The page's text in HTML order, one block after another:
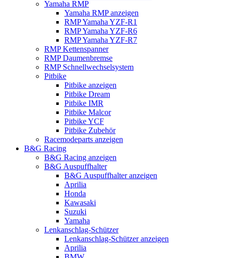
Yamaha RMP
Yamaha RMP anzeigen
RMP Yamaha YZF-R1
RMP Yamaha YZF-R6
RMP Yamaha YZF-R7
RMP Kettenspanner
RMP Daumenbremse
RMP Schnellwechselsystem
Pitbike
Pitbike anzeigen
Pitbike Dream
Pitbike IMR
Pitbike Malcor
Pitbike YCF
Pitbike Zubehör
Racemodeparts anzeigen
B&G Racing
B&G Racing anzeigen
B&G Auspuffhalter
B&G Auspuffhalter anzeigen
Aprilia
Honda
Kawasaki
Suzuki
Yamaha
Lenkanschlag-Schützer
Lenkanschlag-Schützer anzeigen
Aprilia